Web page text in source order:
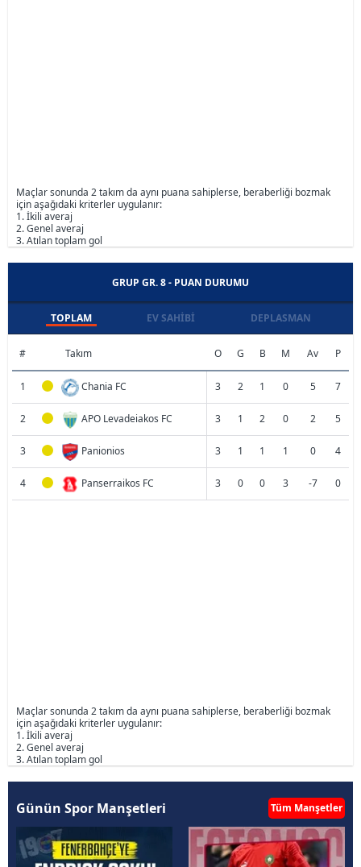
Maçlar sonunda 2 takım da aynı puana sahiplerse, beraberliği bozmak
için aşağıdaki kriterler uygulanır:
1. İkili averaj
2. Genel averaj
3. Atılan toplam gol
GRUP GR. 8 - PUAN DURUMU
TOPLAM EV SAHIBI DEPLASMAN
# Takım O G B M Av P
1 Chania FC 3 2 1 0 5 7
2 APO Levadeiakos FC 3 1 2 0 2 5
3 Panionios 3 1 1 1 0 4
4 Panserraikos FC 3 0 0 3 -7 0
Maçlar sonunda 2 takım da aynı puana sahiplerse, beraberliği bozmak
için aşağıdaki kriterler uygulanır:
1. İkili averaj
2. Genel averaj
3. Atılan toplam gol
Günün Spor Manşetleri Tüm Manşetler